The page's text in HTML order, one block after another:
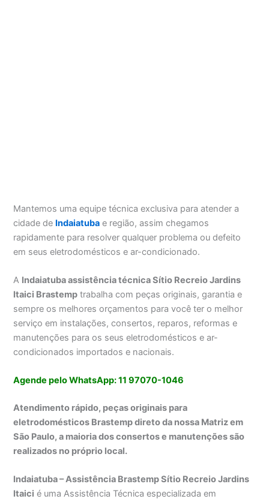
Mantemos uma equipe técnica exclusiva para atender a
cidade de Indaiatuba e região, assim chegamos
rapidamente para resolver qualquer problema ou defeito
em seus eletrodomésticos e ar-condicionado.
A Indaiatuba assistência técnica Sítio Recreio Jardins
Itaici Brastemp trabalha com peças originais, garantia e
sempre os melhores orçamentos para você ter o melhor
serviço em instalações, consertos, reparos, reformas e
manutenções para os seus eletrodomésticos e ar-
condicionados importados e nacionais.
Agende pelo WhatsApp: 11 97070-1046
Atendimento rápido, peças originais para
eletrodomésticos Brastemp direto da nossa Matriz em
São Paulo, a maioria dos consertos e manutenções são
realizados no próprio local.
Indaiatuba – Assistência Brastemp Sítio Recreio Jardins
Itaici é uma Assistência Técnica especializada em